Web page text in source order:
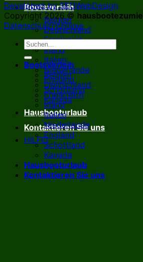
Bootsverleih
Belgien
Deutschland
Frankreich
Irland
Italien
Niederlande
England
Schottland
Kanada
Hausbooturlaub
Kontaktieren Sie uns
HILFE!
Developed by SEOWebDesign
Copyright 2026 ©
Datenschutzrichtlinie
Bootsverleih
Belgien
Deutschland
Frankreich
Irland
Italien
Niederlande
England
Schottland
Kanada
Hausbooturlaub
Kontaktieren Sie uns